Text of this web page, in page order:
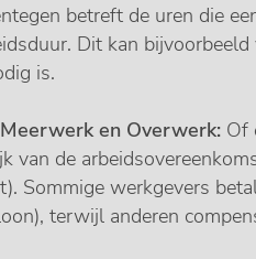
betreft de uren die
Dit kan
is.
en Overwerk: Of
van de
Sommige werkgevers
terwijl anderen